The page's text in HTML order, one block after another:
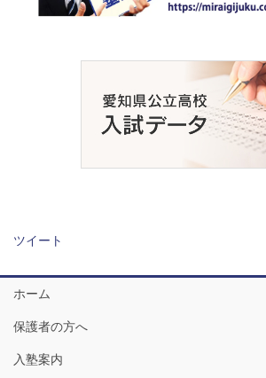
ツイート
ホーム
保護者の方へ
入塾案内